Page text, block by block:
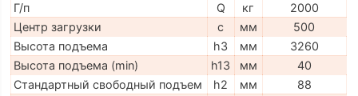
Г/п
Q кг
2000
Центр загрузки
c мм
500
Высота подъема
h3 мм
3260
Высота подъема (min)
h13 мм
40
Стандартный свободный подъем
h2 мм
88